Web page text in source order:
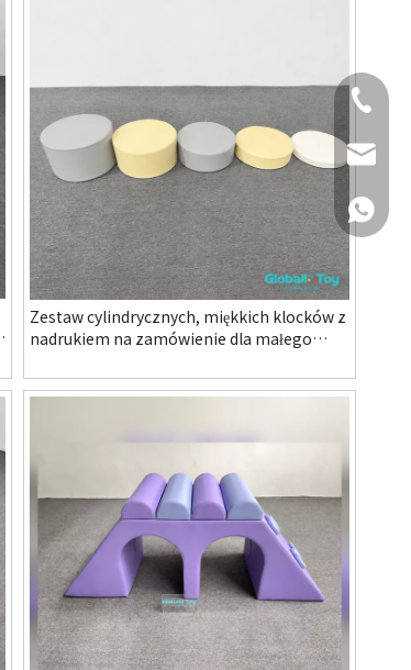
Zestaw cylindrycznych, miękkich klocków z
nadrukiem na zamówienie dla małego
+
+